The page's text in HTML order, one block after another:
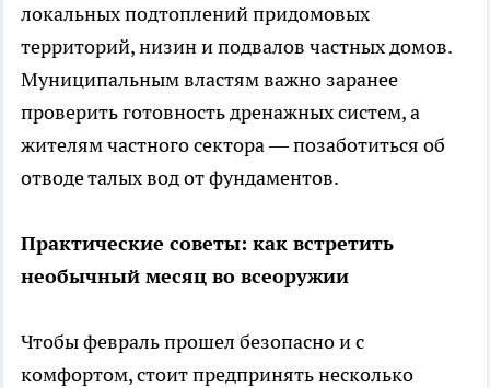
локальных подтоплений придомовых
территорий, низин и подвалов частных домов.
Муниципальным властям важно заранее
проверить готовность дренажных систем, а
жителям частного сектора — позаботиться об
отводе талых вод от фундаментов.
Практические советы: как встретить
необычный месяц во всеоружии
Чтобы февраль прошел безопасно и с
комфортом, стоит предпринять несколько